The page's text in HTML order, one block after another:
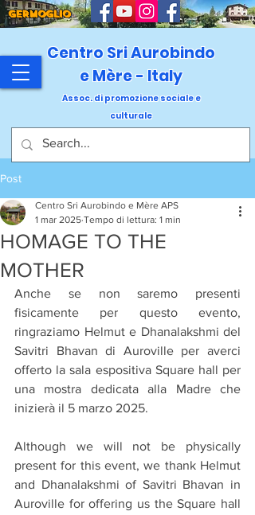
GERMOGLIO
Centro Sri Aurobindo
e Mère - Italy
Assoc. di promozione sociale e
culturale
Post
HOMAGE TO THE
MOTHER
Centro Sri Aurobindo e Mère APS
1 mar 2025 Tempo di lettura: 1 min
Anche se non saremo presenti
fisicamente per questo evento,
ringraziamo Helmut e Dhanalakshmi del
Savitri Bhavan di Auroville per averci
offerto la sala espositiva Square hall per
una mostra dedicata alla Madre che
inizierà il 5 marzo 2025.
Although we will not be physically
present for this event, we thank Helmut
and Dhanalakshmi of Savitri Bhavan in
Auroville for offering us the Square hall